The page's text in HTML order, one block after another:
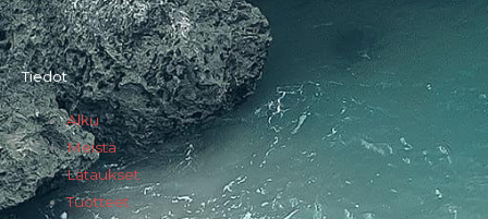
Tiedot
Alku
Meistä
Lataukset
Tuotteet